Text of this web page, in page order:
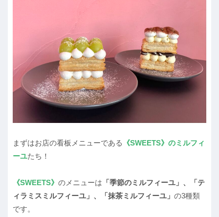
まずはお店の看板メニューである 《SWEETS》のミルフィ
ーユたち！
《SWEETS》 のメニューは 「季節のミルフィーユ」、「テ
ィラミスミルフィーユ」、「抹茶ミルフィーユ」 の3種類
です。